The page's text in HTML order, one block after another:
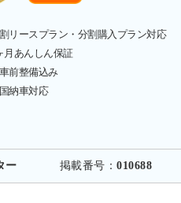
リースプラン・分割購入プラン対応
月あんしん保証
前整備込み
納車対応
ー 掲載番号：010688